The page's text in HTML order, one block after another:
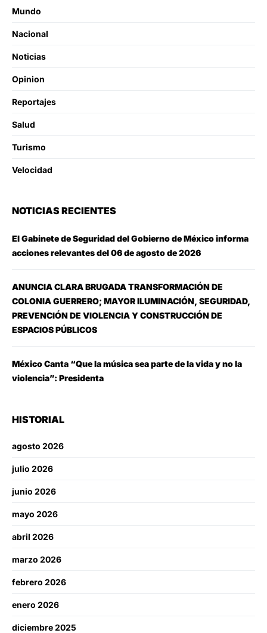
Mundo
Nacional
Noticias
Opinion
Reportajes
Salud
Turismo
Velocidad
NOTICIAS RECIENTES
El Gabinete de Seguridad del Gobierno de México informa
acciones relevantes del 06 de agosto de 2026
ANUNCIA CLARA BRUGADA TRANSFORMACIÓN DE
COLONIA GUERRERO; MAYOR ILUMINACIÓN, SEGURIDAD,
PREVENCIÓN DE VIOLENCIA Y CONSTRUCCIÓN DE
ESPACIOS PÚBLICOS
México Canta “Que la música sea parte de la vida y no la
violencia”: Presidenta
HISTORIAL
agosto 2026
julio 2026
junio 2026
mayo 2026
abril 2026
marzo 2026
febrero 2026
enero 2026
diciembre 2025